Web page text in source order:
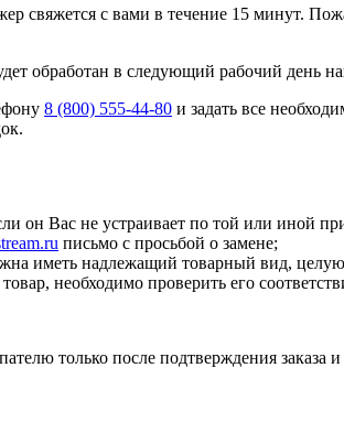
свяжется с вами в течение 15 минут.
обработан в следующий рабочий день
8 (800) 555-44-80 и задать все
он Вас не устраивает по той или иной
письмо с просьбой о замене;
иметь надлежащий товарный вид,
необходимо проверить его
только после подтверждения заказа и